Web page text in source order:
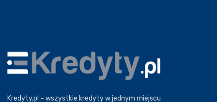
Kredyty.pl – wszystkie kredyty w jednym miejscu